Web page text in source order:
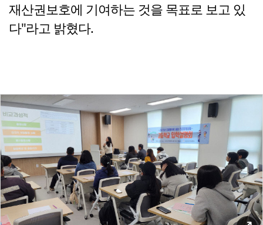
재산권보호에 기여하는 것을 목표로 보고 있
다"라고 밝혔다.